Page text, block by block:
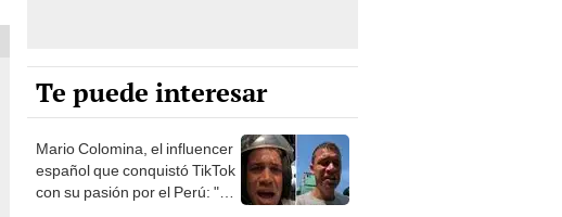
Te puede interesar
Mario Colomina, el influencer
español que conquistó TikTok
con su pasión por el Perú: "Mi